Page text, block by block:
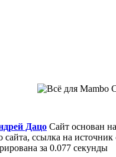
Дацо Сайт основан
ссылка на источник
за 0.077 секунды